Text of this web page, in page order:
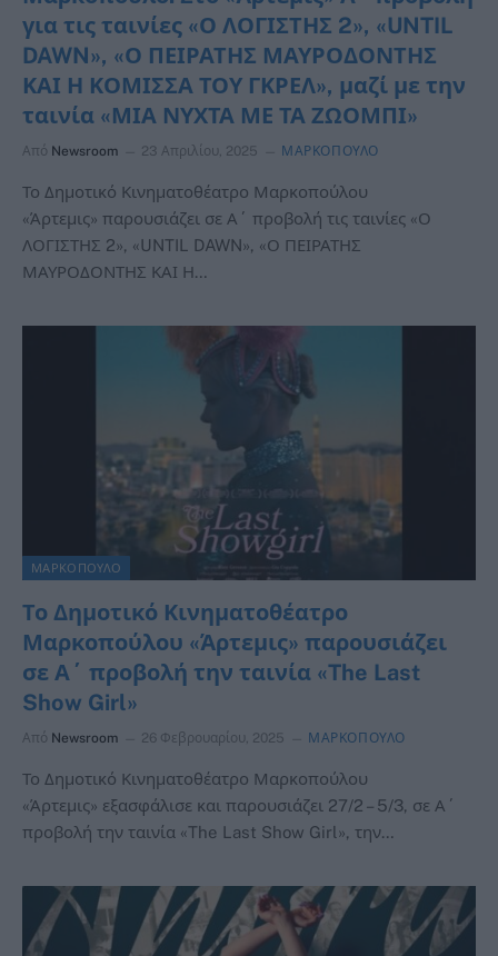
για τις ταινίες «Ο ΛΟΓΙΣΤΗΣ 2», «UNTIL
DAWN», «Ο ΠΕΙΡΑΤΗΣ ΜΑΥΡΟΔΟΝΤΗΣ
ΚΑΙ Η ΚΟΜΙΣΣΑ ΤΟΥ ΓΚΡΕΛ», μαζί με την
ταινία «ΜΙΑ ΝΥΧΤΑ ΜΕ ΤΑ ΖΩΟΜΠΙ»
Από Newsroom 23 Απριλίου, 2025 ΜΑΡΚΟΠΟΥΛΟ
Το Δημοτικό Κινηματοθέατρο Μαρκοπούλου
«Άρτεμις» παρουσιάζει σε Α΄ προβολή τις ταινίες «Ο
ΛΟΓΙΣΤΗΣ 2», «UNTIL DAWN», «Ο ΠΕΙΡΑΤΗΣ
ΜΑΥΡΟΔΟΝΤΗΣ ΚΑΙ Η…
ΜΑΡΚΟΠΟΥΛΟ
Το Δημοτικό Κινηματοθέατρο
Μαρκοπούλου «Άρτεμις» παρουσιάζει
σε Α΄ προβολή την ταινία «The Last
Show Girl»
Από Newsroom 26 Φεβρουαρίου, 2025 ΜΑΡΚΟΠΟΥΛΟ
Το Δημοτικό Κινηματοθέατρο Μαρκοπούλου
«Άρτεμις» εξασφάλισε και παρουσιάζει 27/2 – 5/3, σε Α΄
προβολή την ταινία «The Last Show Girl», την…